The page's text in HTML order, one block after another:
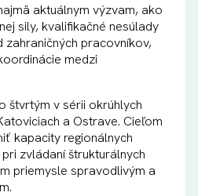
aktuálnym výzvam, ako
sily, kvalifikačné nesúlady
pracovníkov,
medzi
štvrtým v sérii okrúhlych
a Ostrave. Cieľom
kapacity regionálnych
zvládaní štrukturálnych
priemysle spravodlivým a